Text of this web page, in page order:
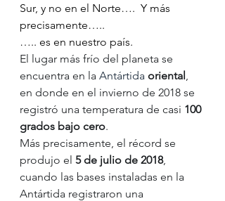
Sur, y no en el Norte….  Y más
precisamente…..
….. es en nuestro país.
El lugar más frío del planeta se
encuentra en la Antártida oriental
en donde en el invierno de 2018 se
registró una temperatura de casi 100
grados bajo cero.
Más precisamente, el récord se
produjo el 5 de julio de 2018,
cuando las bases instaladas en la
Antártida registraron una